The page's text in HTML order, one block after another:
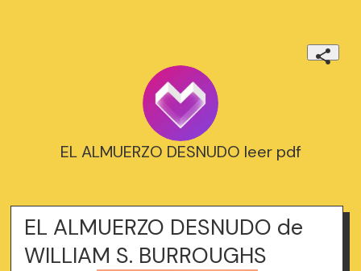
EL ALMUERZO DESNUDO leer pdf
EL ALMUERZO DESNUDO de
WILLIAM S. BURROUGHS